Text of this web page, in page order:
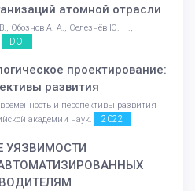
атомной отрасли
Обознов А. А., Селезнёв Ю. Н.,
DOI
проектирование:
развития
и перспективы развития
академии наук.
2022
УЯЗВИМОСТИ